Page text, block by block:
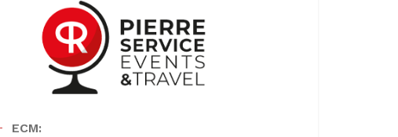
ECM: